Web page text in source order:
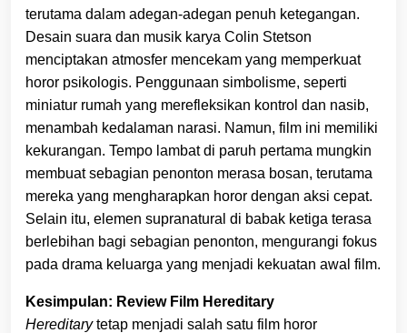
terutama dalam adegan-adegan penuh ketegangan.
Desain suara dan musik karya Colin Stetson
menciptakan atmosfer mencekam yang memperkuat
horor psikologis. Penggunaan simbolisme, seperti
miniatur rumah yang merefleksikan kontrol dan nasib,
menambah kedalaman narasi. Namun, film ini memiliki
kekurangan. Tempo lambat di paruh pertama mungkin
membuat sebagian penonton merasa bosan, terutama
mereka yang mengharapkan horor dengan aksi cepat.
Selain itu, elemen supranatural di babak ketiga terasa
berlebihan bagi sebagian penonton, mengurangi fokus
pada drama keluarga yang menjadi kekuatan awal film.
Kesimpulan: Review Film Hereditary
Hereditarytetap menjadi salah satu film horor